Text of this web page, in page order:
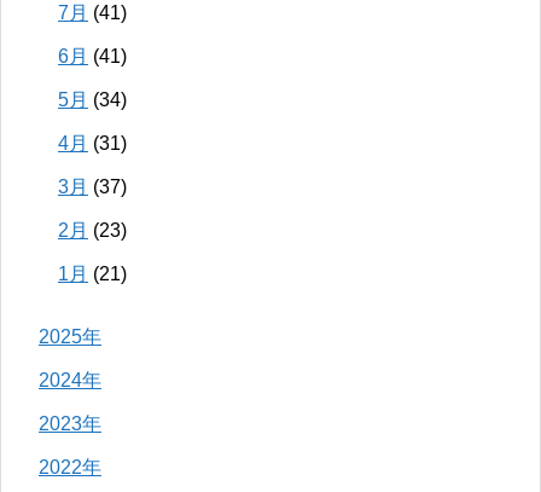
7月 (41)
6月 (41)
5月 (34)
4月 (31)
3月 (37)
2月 (23)
1月 (21)
2025年
2024年
2023年
2022年